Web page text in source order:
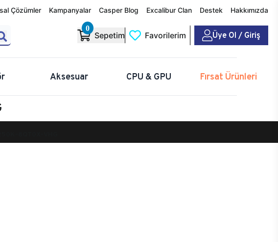
Çözümler Kampanyalar Casper Blog Excalibur Clan Destek Hakkımızda
0
Sepetim Favorilerim Üye Ol / Giriş
Aksesuar CPU & GPU Fırsat Ürünleri